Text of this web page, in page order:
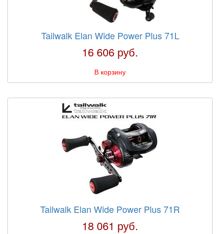
Tailwalk Elan Wide Power Plus 71L
16 606 руб.
В корзину
Tailwalk Elan Wide Power Plus 71R
18 061 руб.